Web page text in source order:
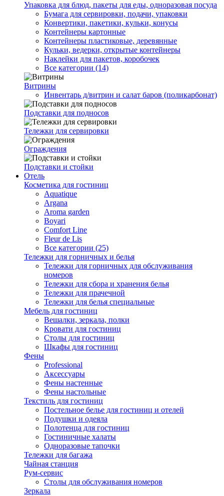
Упаковка для блюд, пакеты для еды, одноразовая посуда
Бумага для сервировки, подачи, упаковки
Конвертики, пакетики, кульки, конусы
Контейнеры картонные
Контейнеры пластиковые, деревянные
Кульки, ведерки, открытые контейнеры
Наклейки для пакетов, коробочек
Все категории (14)
Витрины
Инвентарь д/витрин и салат баров (поликарбонат)
Подставки для подносов
Тележки для сервировки
Ограждения
Подставки и стойки
Отель
Косметика для гостиниц
Aquatique
Argana
Aroma garden
Boyari
Comfort Line
Fleur de Lis
Все категории (25)
Тележки для горничных и белья
Тележки для горничных для обслуживания
номеров
Тележки для сбора и хранения белья
Тележки для прачечной
Тележки для белья специальные
Мебель для гостиниц
Вешалки, зеркала, полки
Кровати для гостиниц
Столы для гостиниц
Шкафы для гостиниц
Фены
Professional
Аксессуары
Фены настенные
Фены настольные
Текстиль для гостиниц
Постельное белье для гостиниц и отелей
Подушки и одеяла
Полотенца для гостиниц
Гостиничные халаты
Одноразовые тапочки
Тележки для багажа
Чайная станция
Рум-сервис
Столы для обслуживания номеров
Зеркала